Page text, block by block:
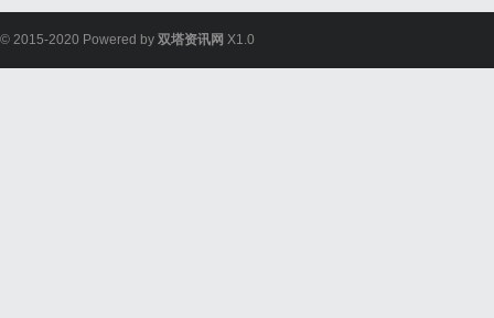
© 2015-2020 Powered by 双塔资讯网 X1.0